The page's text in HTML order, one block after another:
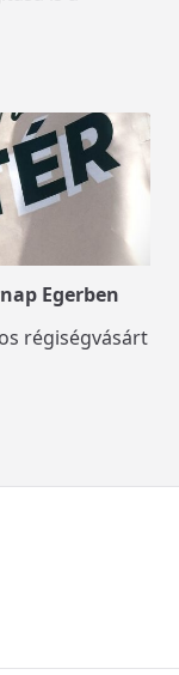
Egerben
régiségvásárt